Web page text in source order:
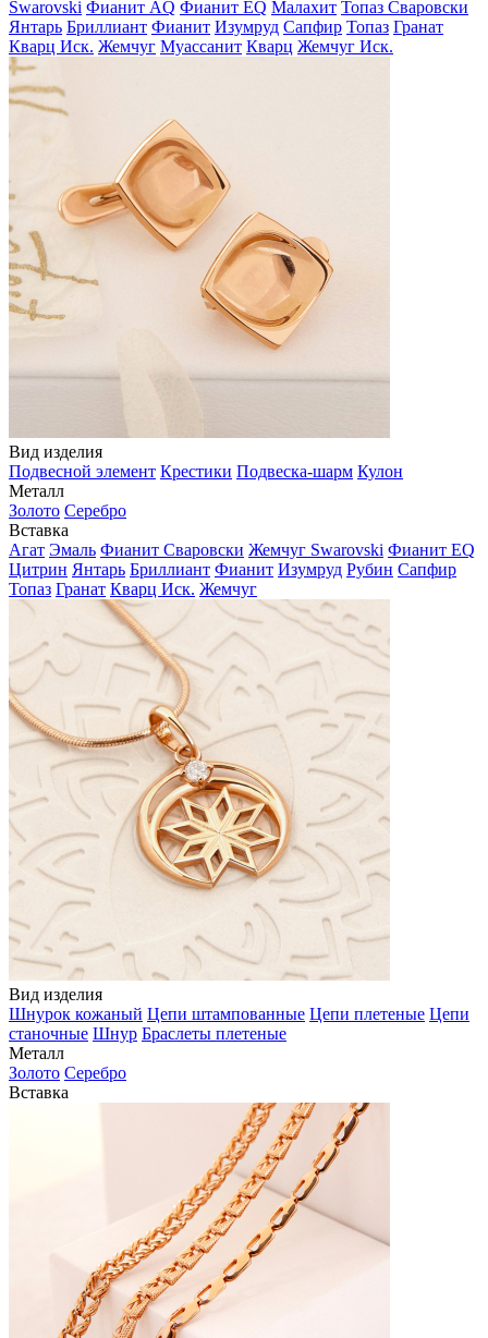
Swarovski Фианит AQ Фианит EQ Малахит Топаз Сваровски
Янтарь Бриллиант Фианит Изумруд Сапфир Топаз Гранат
Кварц Иск. Жемчуг Муассанит Кварц Жемчуг Иск.
Вид изделия
Подвесной элемент Крестики Подвеска-шарм Кулон
Металл
Золото Серебро
Вставка
Агат Эмаль Фианит Сваровски Жемчуг Swarovski Фианит EQ
Цитрин Янтарь Бриллиант Фианит Изумруд Рубин Сапфир
Топаз Гранат Кварц Иск. Жемчуг
Вид изделия
Шнурок кожаный Цепи штампованные Цепи плетеные Цепи
станочные Шнур Браслеты плетеные
Металл
Золото Серебро
Вставка